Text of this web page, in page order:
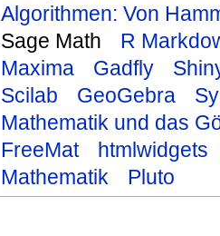
Algorithmen: Von
Sage Math
R
Maxima
Gadfly
Scilab
GeoGebra
Mathematik und das
FreeMat
htmlwidgets
Mathematik
Pluto